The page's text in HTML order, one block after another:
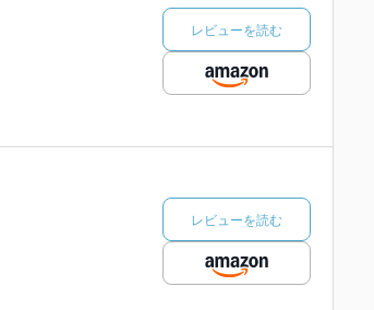
レビューを読む
レビューを読む